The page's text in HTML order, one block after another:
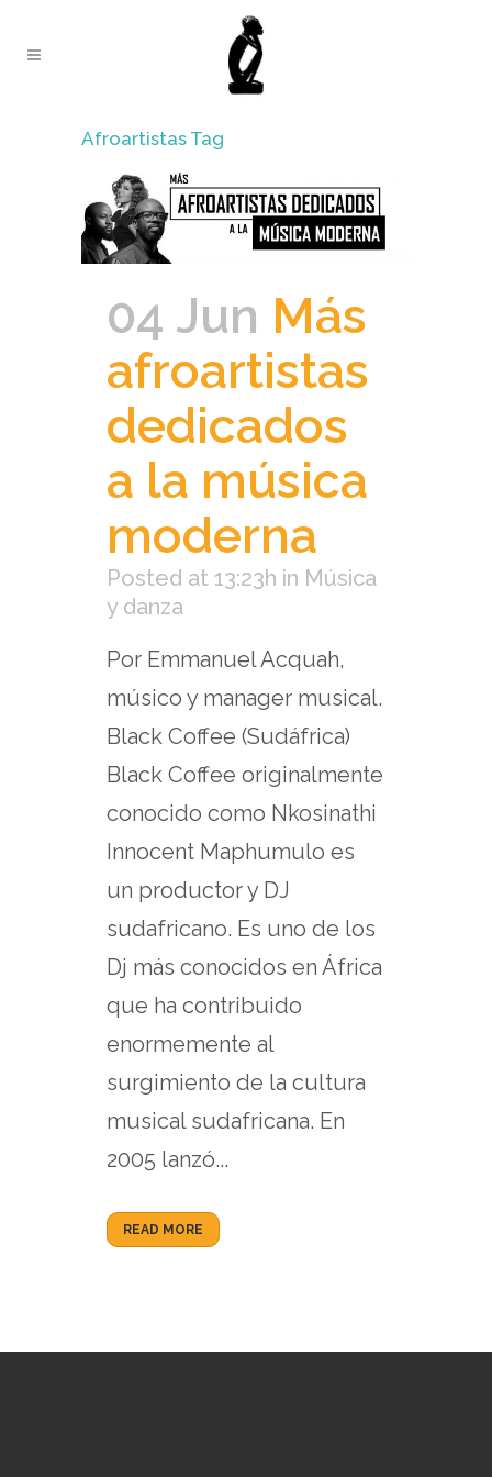
Afroartistas Tag
04 Jun Más
afroartistas
dedicados
a la música
moderna
Posted at 13:23h in Música
y danza
Por Emmanuel Acquah,
músico y manager musical.
Black Coffee (Sudáfrica)
Black Coffee originalmente
conocido como Nkosinathi
Innocent Maphumulo es
un productor y DJ
sudafricano. Es uno de los
Dj más conocidos en África
que ha contribuido
enormemente al
surgimiento de la cultura
musical sudafricana. En
2005 lanzó...
READ MORE